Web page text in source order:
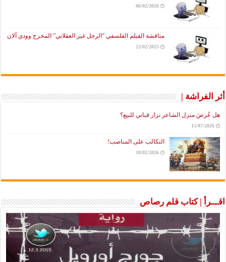
06/02/2026
مناقشة الفيلم الفلسفي “الرجل غير العقلاني” المخرج وودي آلان
22/02/2025
أثر الفراشة |
هل عُرضَ منزل الشاعر نزار قباني للبيع؟
15/07/2026
التكالب على المناصب!
18/02/2026
اقـــرأ | كتاب قلم رصاص